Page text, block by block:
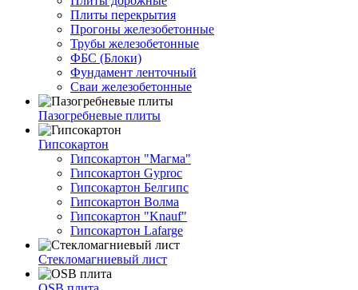
Плиты перекрытия
Прогоны железобетонные
Трубы железобетонные
ФБС (Блоки)
Фундамент ленточный
Сваи железобетонные
Пазогребневые плиты
Гипсокартон
Гипсокартон "Магма"
Гипсокартон Gyproc
Гипсокартон Белгипс
Гипсокартон Волма
Гипсокартон "Knauf"
Гипсокартон Lafarge
Стекломагниевый лист